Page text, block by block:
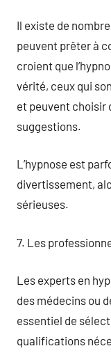
Il existe de
peuvent prêter à
croient que
vérité, ceux qui
et peuvent choisir
suggestions.
L’hypnose est
divertissement,
sérieuses.
7. Les
Les experts en
des médecins ou
essentiel de
qualifications